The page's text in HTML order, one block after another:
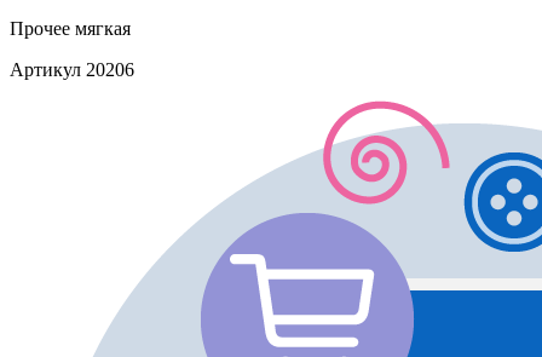
Прочее мягкая
Артикул 20206